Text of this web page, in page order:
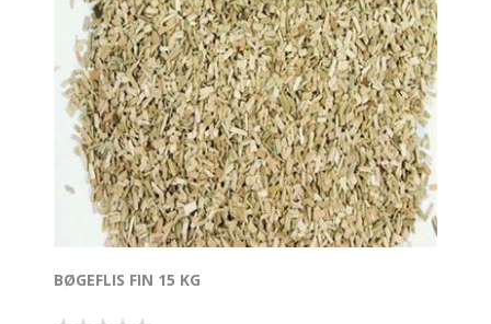
BØGEFLIS FIN 15 KG